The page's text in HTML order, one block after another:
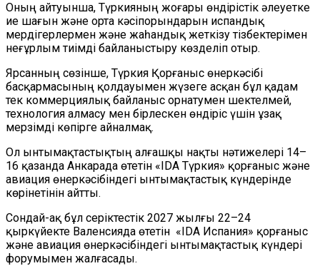
Оның айтуынша, Түркияның жоғары өндірістік әлеуетке
ие шағын және орта кәсіпорындарын испандық
мердігерлермен және жаһандық жеткізу тізбектерімен
неғұрлым тиімді байланыстыру көзделіп отыр.
Ярсанның сөзінше, Түркия Қорғаныс өнеркәсібі
басқармасының қолдауымен жүзеге асқан бұл қадам
тек коммерциялық байланыс орнатумен шектелмей,
технология алмасу мен бірлескен өндіріс үшін ұзақ
мерзімді көпірге айналмақ.
Ол ынтымақтастықтың алғашқы нақты нәтижелері 14–
16 қазанда Анкарада өтетін «IDA Tүркия» қорғаныс және
авиация өнеркәсібіндегі ынтымақтастық күндерінде
көрінетінін айтты.
Сондай-ақ бұл серіктестік 2027 жылғы 22–24
қыркүйекте Валенсияда өтетін «IDA Испания» қорғаныс
және авиация өнеркәсібіндегі ынтымақтастық күндері
форумымен жалғасады.